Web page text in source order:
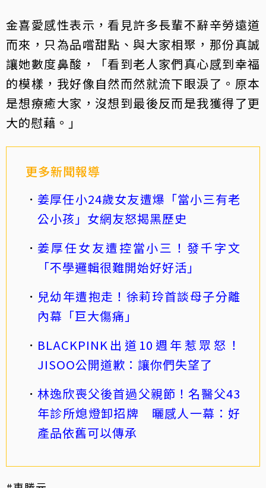
金喜愛感性表示，看見許多長輩不辭辛勞遠道
而來，只為品嚐甜點、與大家相聚，那份真誠
讓她數度鼻酸，「看到老人家們真心感到幸福
的模樣，我好像自然而然就流下眼淚了。原本
是想療癒大家，沒想到最後反而是我獲得了更
大的慰藉。」
更多新聞報導
姜厚任小24歲女友遭爆「當小三有老
公小孩」女網友怒揭黑歷史
姜厚任女友遭控當小三！發千字文
「不學邏輯很難開始好好活」
兒幼年遭抱走！徐莉玲首談母子分離
內幕「巨大傷痛」
BLACKPINK出道10週年惹眾怒！
JISOO公開道歉：讓你們失望了
林逸欣喪父後首過父親節！名醫父43
年診所熄燈卸招牌 曬感人一幕：好
產品依舊可以傳承